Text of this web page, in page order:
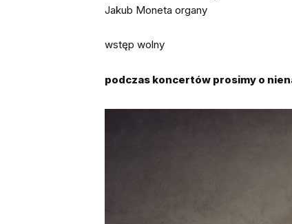
Jakub Moneta organy
wstęp wolny
podczas koncertów prosimy o